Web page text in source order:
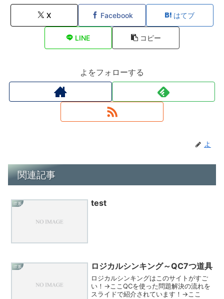
X Facebook はてブ
LINE コピー
よをフォローする
よ
関連記事
IT系 test
IT系 ロジカルシンキング～QC7つ道具
ロジカルシンキングはこのサイトがすご
い！→ここQCを使った問題解決の流れを
スライドで紹介されています！→ここ